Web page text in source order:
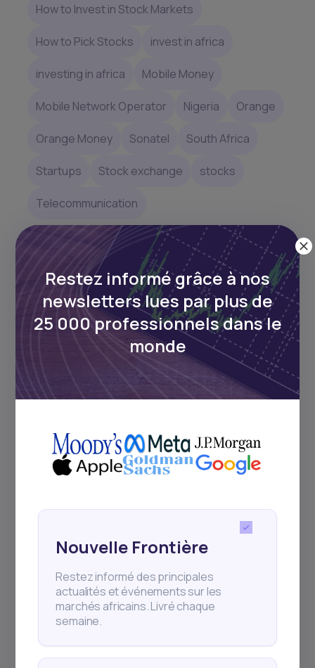
How to Invest in Stock Markets
How to Pick Stocks invest in africa
investing in africa Mobile Money
Mobile Network Operator Nigeria Orange
Orange Money Sonatel South Africa
Startups Stock exchange stocks
Telecommunication
Ce matériel a été présenté à des fins informatives et
éducatives uniquement. Les opinions exprimées dans
les articles ci-dessus sont généralisées et peuvent ne
pas convenir à tous les investisseurs. Les informations
contenues dans cet article ne doivent pas être
interprétées comme et ne peuvent pas être utilisées
en relation avec une offre de vente ou une sollicitation
d'une offre d'achat ou de détention d'un intérêt dans
un titre ou un produit d'investissement. Rien ne garantit
votre situation financière, y compris votre objectif de
placement, votre horizon temporel, votre tolérance au
risque et vos frais avant de prendre toute décision de
placement. Aucun niveau de diversification ou
les opinions de DABA ADVISORS LLC et ne fournissent
pas de conseils en investissement aux clients de Daba.
Daba ne fournit pas de conseils fiscaux, juridiques ou
comptables. Veuillez consulter un professionnel qualifié
Restez informé grâce à nos
newsletters lues par plus de
25 000 professionnels dans le
monde
Nouvelle Frontière
Restez informé des principales
actualités et événements sur les
marchés africains. Livré chaque
semaine.